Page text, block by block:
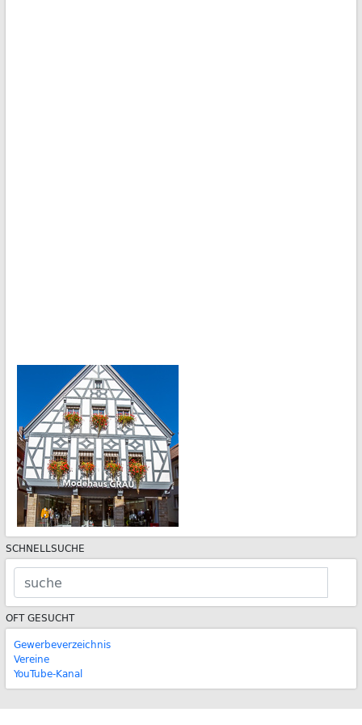
SCHNELLSUCHE
OFT GESUCHT
Gewerbeverzeichnis
Vereine
YouTube-Kanal